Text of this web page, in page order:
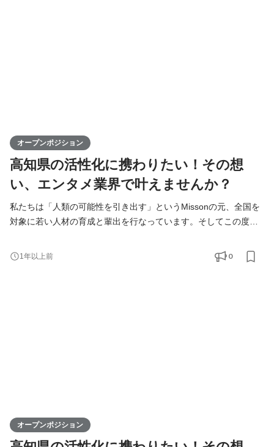
オープンポジション
高知県の活性化に携わりたい！その想
い、エンタメ業界で叶えませんか？
私たちは「人類の可能性を引き出す」というMissonの元、全国を
対象に若い人材の育成と輩出を行なっています。そしてこの度、
支社を通じて、地元企業との連携を図りながら地域の魅力を最大
限に活かし、地方から全国へと挑戦の輪を広げていきます。地方
1年以上前 0
オープンポジション